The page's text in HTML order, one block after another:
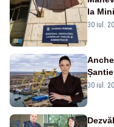
la
ies în
30 iul.
30 iul.